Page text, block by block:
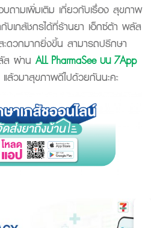
ามเพิ่มเติม เกี่ยวกับเรื่อง สุขภาพ
บเภสัชกรได้ที่ร้านยา เอ็กซ์ต้า พลัส
ดวกมากยิ่งขึ้น สามารถปรึกษา
ส ผ่าน ALL PharmaSee บน 7App
วมาสุขภาพดีไปด้วยกันนะคะ